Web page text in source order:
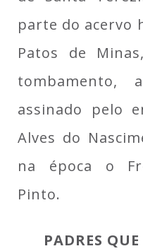
parte do acervo
Patos de
tombamento,
assinado pelo
Alves do
na época o
Pinto.
PADRES